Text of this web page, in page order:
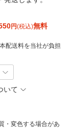
円(税込)無料
配送料を当社が負担
いて
・変色する場合があ